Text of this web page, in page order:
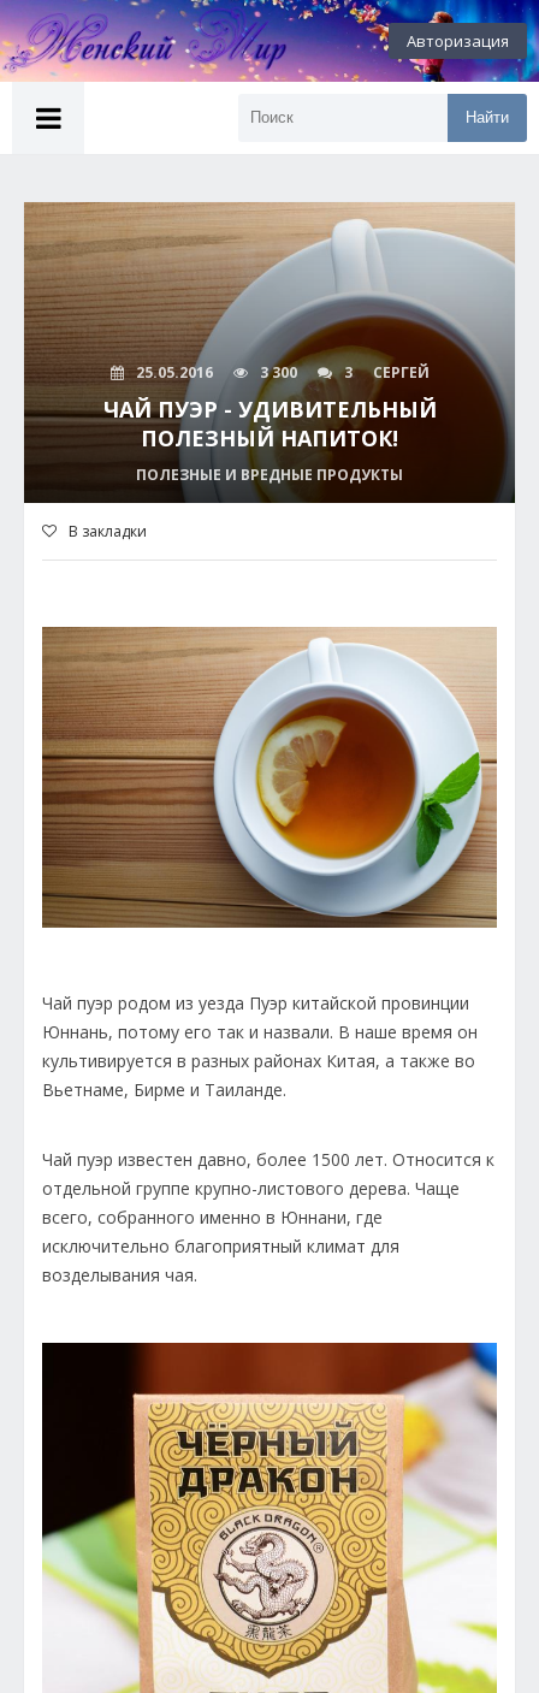
Авторизация
Найти
25.05.2016 3 300 3 СЕРГЕЙ
ЧАЙ ПУЭР - УДИВИТЕЛЬНЫЙ
ПОЛЕЗНЫЙ НАПИТОК!
ПОЛЕЗНЫЕ И ВРЕДНЫЕ ПРОДУКТЫ
В закладки
Чай пуэр родом из уезда Пуэр китайской провинции
Юннань, потому его так и назвали. В наше время он
культивируется в разных районах Китая, а также во
Вьетнаме, Бирме и Таиланде.
Чай пуэр известен давно, более 1500 лет. Относится к
отдельной группе крупно-листового дерева. Чаще
всего, собранного именно в Юннани, где
исключительно благоприятный климат для
возделывания чая.